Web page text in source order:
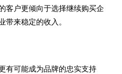
客户更倾向于选择继续购买企
带来稳定的收入。
有可能成为品牌的忠实支持